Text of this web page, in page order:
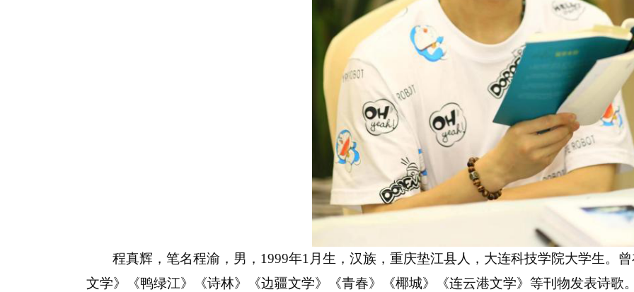
程真辉，笔名程渝，男， 1999年1 月生，汉族，重庆垫江县人 ， 大连科技学院大学生。
文学》《鸭绿江》《诗林》《边疆文学》《青春》《椰城》《连云港文学》等刊物发表诗歌